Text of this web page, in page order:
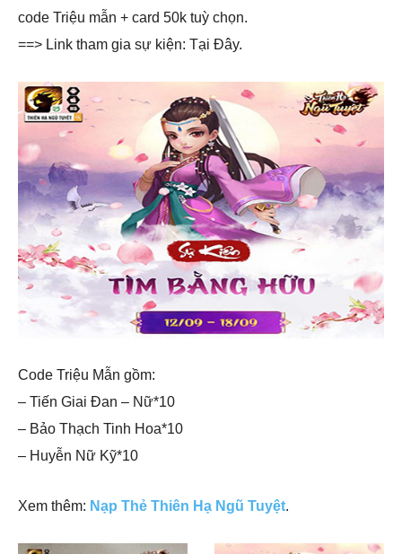
code Triệu mẫn + card 50k tuỳ chọn.
==> Link tham gia sự kiện: Tại Đây.
Code Triệu Mẫn gồm:
– Tiến Giai Đan – Nữ*10
– Bảo Thạch Tinh Hoa*10
– Huyễn Nữ Kỹ*10
Xem thêm: Nạp Thẻ Thiên Hạ Ngũ Tuyệt.